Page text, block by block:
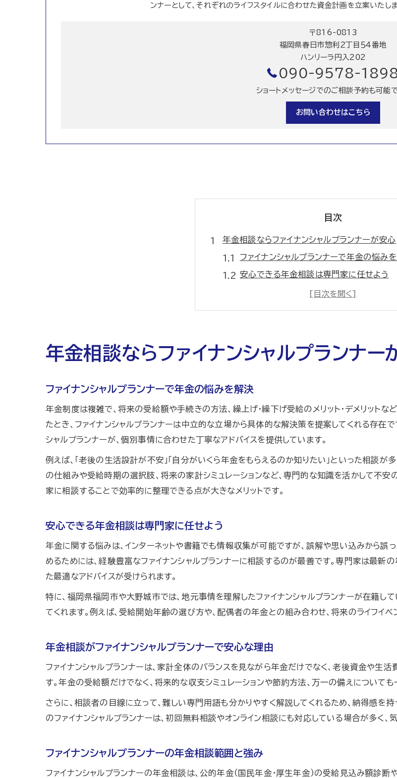
ンナーとして、それぞれのライフスタイルに合わせた資金計画を立案いたしま
〒816-0813
福岡県春日市惣利２丁目５４番地
ハンリーラ円入202
090-9578-
ショートメッセージでのご相談予約も可能で
お問い合わせはこちら
目次
年金相談ならファイナンシャルプランナーが安心
ファイナンシャルプランナーで年金の悩み
安心できる年金相談は専門家に任せよう
年金相談がファイナンシャルプランナーで
ファイナンシャルプランナーの年金相談範
福岡の資金計画は専門家への相談が鍵
ファイナンシャルプランナーで資金計画を
資金計画はファイナンシャルプランナーの
福岡で資金相談ならファイナンシャルプラ
将来の資金設計は専門家との相談が重要
ファイナンシャルプランナー無料相談の仕
無料相談がなぜ可能か仕組みを知ろう
ファイナンシャルプランナー利用時の注意点
ファイナンシャルプランナー相談で押さえる
ファイナンシャルプランナーで将来不安を
ファイナンシャルプランナーで老後の不安
不安な将来に備えるファイナンシャルプラ
最適な相談先選びの実践ポイントまとめ
年金相談ならファイナンシャルプランナー
ファイナンシャルプランナーで年金の悩みを解決
年金制度は複雑で、将来の受給額や手続きの方法、繰上げ・繰下げ受給のメリット・デメリットな
たとき、ファイナンシャルプランナーは中立的な立場から具体的な解決策を提案してくれる存在
シャルプランナーが、個別事情に合わせた丁寧なアドバイスを提供しています。
例えば、「老後の生活設計が不安」「自分がいくら年金をもらえるのか知りたい」といった相談が
の仕組みや受給時期の選択肢、将来の家計シミュレーションなど、専門的な知識を活かして不
家に相談することで効率的に整理できる点が大きなメリットです。
安心できる年金相談は専門家に任せよう
年金に関する悩みは、インターネットや書籍でも情報収集が可能ですが、誤解や思い込みから誤
めるためには、経験豊富なファイナンシャルプランナーに相談するのが最善です。専門家は最新
た最適なアドバイスが受けられます。
特に、福岡県福岡市や大野城市では、地元事情を理解したファイナンシャルプランナーが在籍し
てくれます。例えば、受給開始年齢の選び方や、配偶者の年金との組み合わせ、将来のライフイ
年金相談がファイナンシャルプランナーで安心な理由
ファイナンシャルプランナーは、家計全体のバランスを見ながら年金だけでなく、老後資金や生
す。年金の受給額だけでなく、将来的な収支シミュレーションや節約方法、万一の備えについても
さらに、相談者の目線に立って、難しい専門用語も分かりやすく解説してくれるため、納得感
のファイナンシャルプランナーは、初回無料相談やオンライン相談にも対応している場合が多く
ファイナンシャルプランナーの年金相談範囲と強み
ファイナンシャルプランナーの年金相談は、公的年金（国民年金・厚生年金）の受給見込み額診
お問い合わせはこちら
お問い合わせはこちら